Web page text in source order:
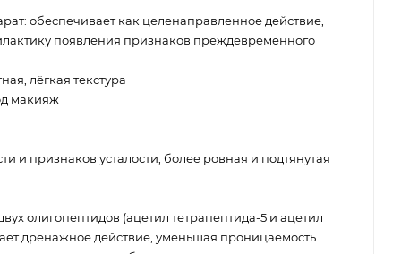
обеспечивает как целенаправленное действие,
появления признаков преждевременного
лёгкая текстура
макияж
и признаков усталости, более ровная и подтянутая
олигопептидов (ацетил тетрапептида-5 и ацетил
дренажное действие, уменьшая проницаемость